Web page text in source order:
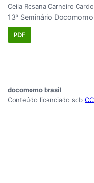
Ceila Rosana Carneiro
13º Seminário
PDF
docomomo brasil
Conteúdo licenciado sob